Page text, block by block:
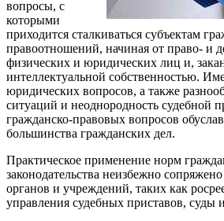
вопросы, с
которыми
приходится сталкиваться субъектам
правоотношений, начиная от право- и
физических и юридических лиц и,
интеллектуальной собственностью.
юридических вопросов, а также
ситуаций и неоднородность судебной
гражданско-правовых вопросов
большинства гражданских дел.
Практическое применение норм
законодательства неизбежно
органов и учреждений, таких как
управления судебных приставов, суды